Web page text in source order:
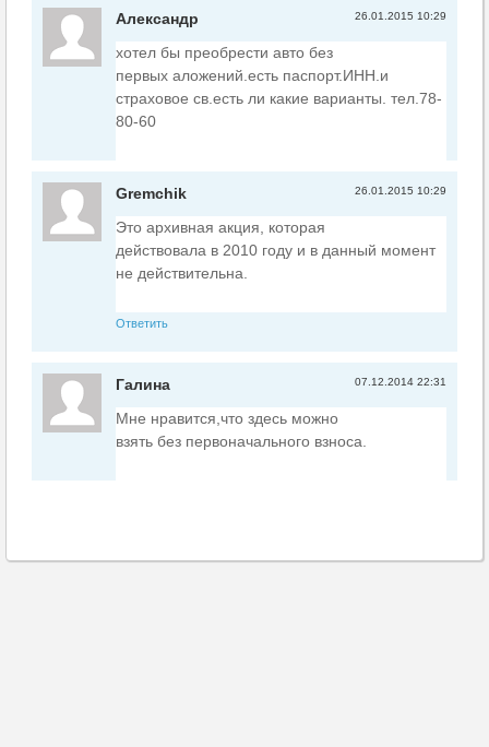
26.01.2015 10:29
Александр
хотел бы преобрести авто без
первых аложений.есть паспорт.ИНН.и
страховое св.есть ли какие варианты. тел.78-
80-60
26.01.2015 10:29
Gremchik
Это архивная акция, которая
действовала в 2010 году и в данный момент
не действительна.
Ответить
07.12.2014 22:31
Галина
Мне нравится,что здесь можно
взять без первоначального взноса.